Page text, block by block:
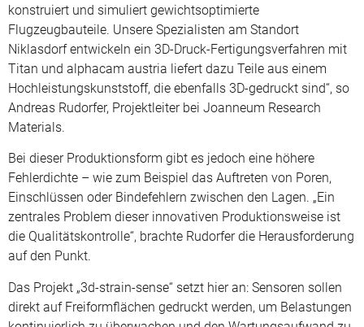
konstruiert und simuliert gewichtsoptimierte
Flugzeugbauteile. Unsere Spezialisten am Standort
Niklasdorf entwickeln ein 3D-Druck-Fertigungsverfahren mit
Titan und alphacam austria liefert dazu Teile aus einem
Hochleistungskunststoff, die ebenfalls 3D-gedruckt sind“, so
Andreas Rudorfer, Projektleiter bei Joanneum Research
Materials.
Bei dieser Produktionsform gibt es jedoch eine höhere
Fehlerdichte – wie zum Beispiel das Auftreten von Poren,
Einschlüssen oder Bindefehlern zwischen den Lagen. „Ein
zentrales Problem dieser innovativen Produktionsweise ist
die Qualitätskontrolle“, brachte Rudorfer die Herausforderung
auf den Punkt.
Das Projekt „3d-strain-sense“ setzt hier an: Sensoren sollen
direkt auf Freiformflächen gedruckt werden, um Belastungen